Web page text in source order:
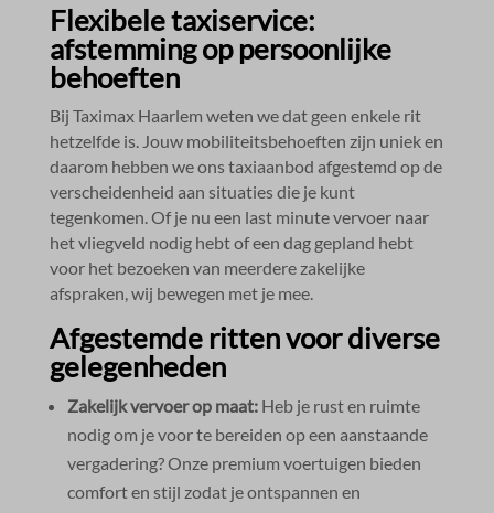
Flexibele taxiservice:
afstemming op persoonlijke
behoeften
Bij Taximax Haarlem weten we dat geen enkele rit
hetzelfde is.​ Jouw mobiliteitsbehoeften zijn uniek en
daarom hebben we ons taxiaanbod afgestemd op de
verscheidenheid aan situaties die je kunt
tegenkomen.​ Of je nu een last minute vervoer naar
het vliegveld nodig hebt of een dag gepland hebt
voor het bezoeken van meerdere zakelijke
afspraken, wij bewegen met je mee.​
Afgestemde ritten voor diverse
gelegenheden
Zakelijk vervoer op maat:Heb je rust en ruimte
nodig om je voor te bereiden op een aanstaande
vergadering? Onze premium voertuigen bieden
comfort en stijl zodat je ontspannen en